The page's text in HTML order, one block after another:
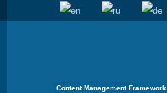
Content Management Framework